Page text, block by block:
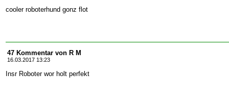
cooler roboterhund gonz flot
47 Kommentar von R M
16.03.2017 13:23
Insr Roboter wor holt perfekt